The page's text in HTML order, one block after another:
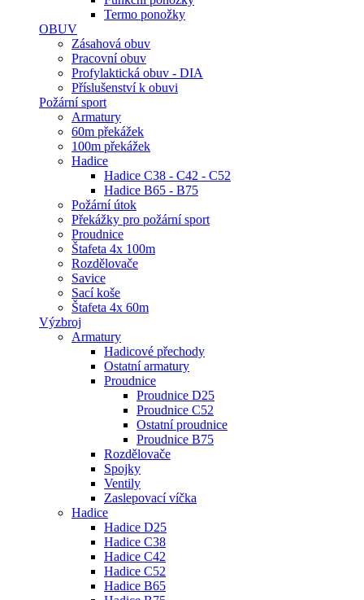
Termo ponožky
OBUV
Zásahová obuv
Pracovní obuv
Profylaktická obuv - DIA
Příslušenství k obuvi
Požární sport
Armatury
60m překážek
100m překážek
Hadice
Hadice C38 - C42 - C52
Hadice B65 - B75
Požární útok
Překážky pro požární sport
Proudnice
Štafeta 4x 100m
Rozdělovače
Savice
Sací koše
Štafeta 4x 60m
Výzbroj
Armatury
Hadicové přechody
Ostatní armatury
Proudnice
Proudnice D25
Proudnice C52
Ostatní proudnice
Proudnice B75
Rozdělovače
Spojky
Ventily
Zaslepovací víčka
Hadice
Hadice D25
Hadice C38
Hadice C42
Hadice C52
Hadice B65